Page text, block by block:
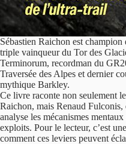
Sébastien Raichon est
triple vainqueur du Tor des
Terminorum, recordman du
Traversée des Alpes et dernier
mythique Barkley.
Ce livre raconte non seulement
Raichon, mais Renaud
analyse les mécanismes
exploits. Pour le lecteur, c’est
comment ces leviers peuvent